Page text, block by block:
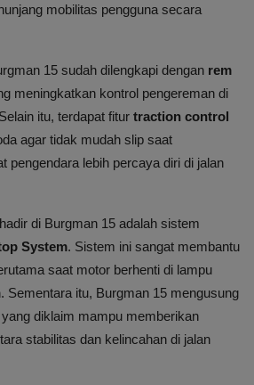
mobilitas pengguna secara
15 sudah dilengkapi dengan rem
meningkatkan kontrol pengereman di
itu, terdapat fitur traction control
agar tidak mudah slip saat
pengendara lebih percaya diri di jalan
di Burgman 15 adalah sistem
System. Sistem ini sangat membantu
saat motor berhenti di lampu
Sementara itu, Burgman 15 mengusung
yang diklaim mampu memberikan
stabilitas dan kelincahan di jalan